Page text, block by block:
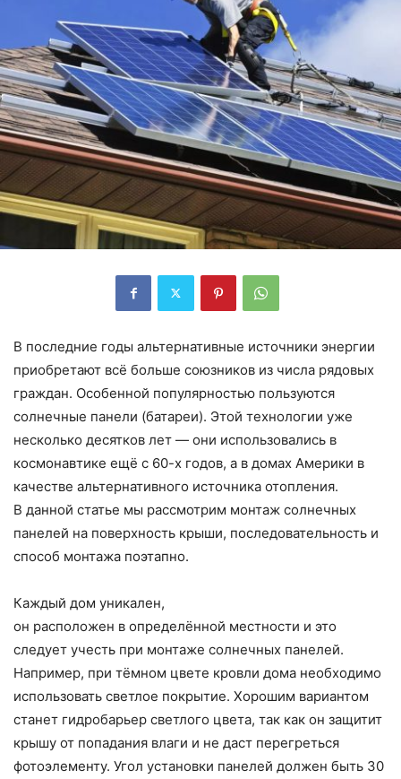
В последние годы альтернативные источники энергии
приобретают всё больше союзников из числа рядовых
граждан. Особенной популярностью пользуются
солнечные панели (батареи). Этой технологии уже
несколько десятков лет — они использовались в
космонавтике ещё с 60-х годов, а в домах Америки в
качестве альтернативного источника отопления.
В данной статье мы рассмотрим монтаж солнечных
панелей на поверхность крыши, последовательность и
способ монтажа поэтапно.
Каждый дом уникален,
он расположен в определённой местности и это
следует учесть при монтаже солнечных панелей.
Например, при тёмном цвете кровли дома необходимо
использовать светлое покрытие. Хорошим вариантом
станет гидробарьер светлого цвета, так как он защитит
крышу от попадания влаги и не даст перегреться
фотоэлементу. Угол установки панелей должен быть 30